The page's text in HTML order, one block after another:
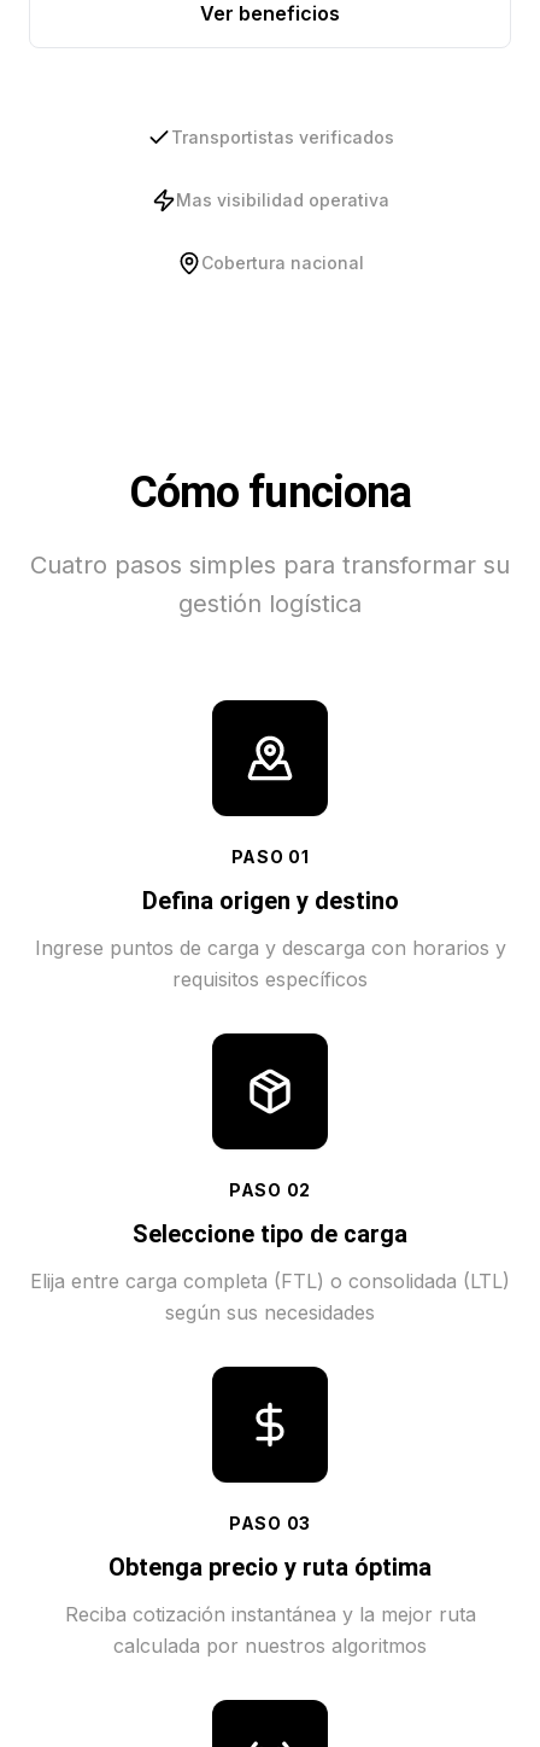
Ver beneficios
Transportistas verificados
Mas visibilidad operativa
Cobertura nacional
Cómo funciona
Cuatro pasos simples para transformar su
gestión logística
PASO 01
Defina origen y destino
Ingrese puntos de carga y descarga con horarios y
requisitos específicos
PASO 02
Seleccione tipo de carga
Elija entre carga completa (FTL) o consolidada (LTL)
según sus necesidades
PASO 03
Obtenga precio y ruta óptima
Reciba cotización instantánea y la mejor ruta
calculada por nuestros algoritmos